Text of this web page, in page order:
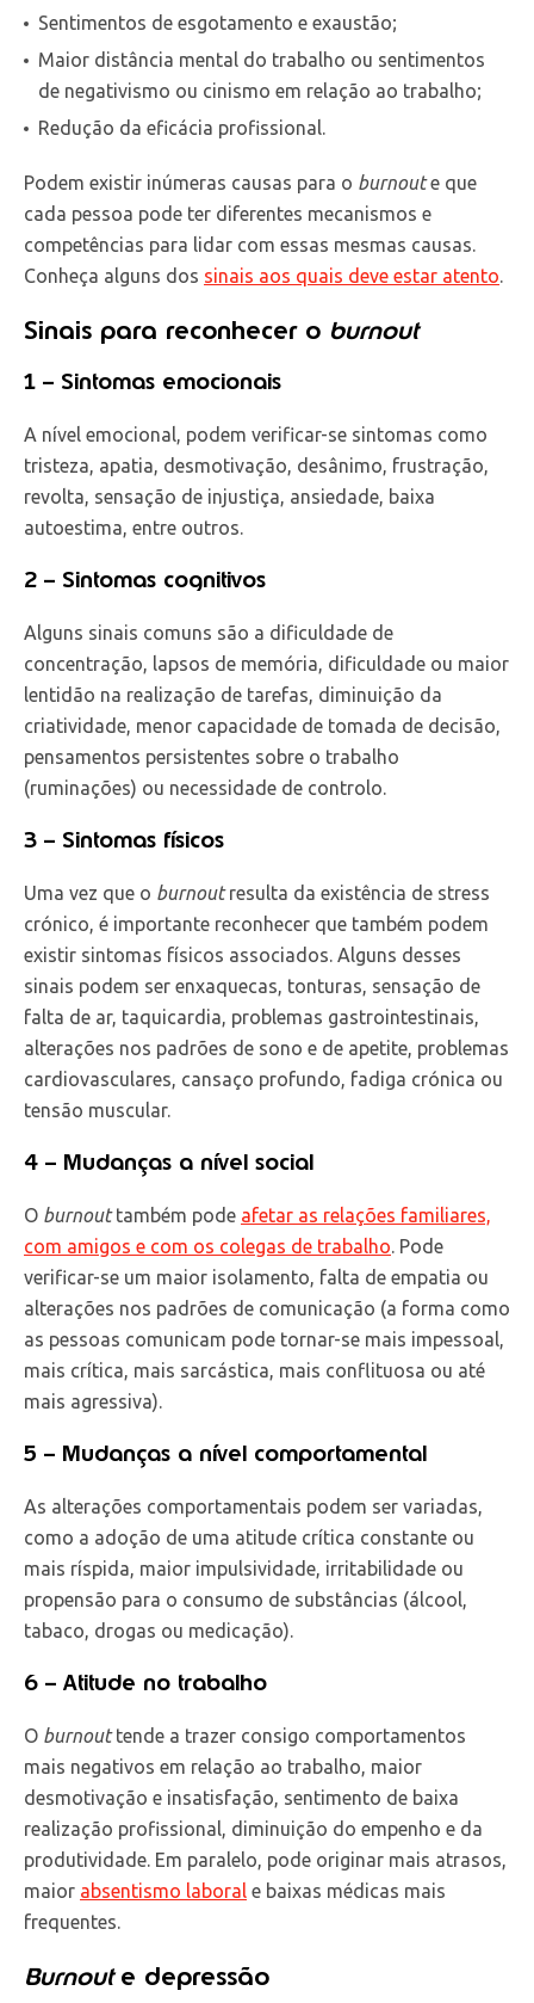
Sentimentos de esgotamento e exaustão;
Maior distância mental do trabalho ou sentimentos
de negativismo ou cinismo em relação ao trabalho;
Redução da eficácia profissional.
Podem existir inúmeras causas para o burnoute que
cada pessoa pode ter diferentes mecanismos e
competências para lidar com essas mesmas causas.
Conheça alguns dos sinais aos quais deve estar atento
Sinais para reconhecer o burnout
1 – Sintomas emocionais
A nível emocional, podem verificar-se sintomas como
tristeza, apatia, desmotivação, desânimo, frustração,
revolta, sensação de injustiça, ansiedade, baixa
autoestima, entre outros.
2 – Sintomas cognitivos
Alguns sinais comuns são a dificuldade de
concentração, lapsos de memória, dificuldade ou maior
lentidão na realização de tarefas, diminuição da
criatividade, menor capacidade de tomada de decisão,
pensamentos persistentes sobre o trabalho
(ruminações) ou necessidade de controlo.
3 – Sintomas físicos
Uma vez que o burnoutresulta da existência de stress
crónico, é importante reconhecer que também podem
existir sintomas físicos associados. Alguns desses
sinais podem ser enxaquecas, tonturas, sensação de
falta de ar, taquicardia, problemas gastrointestinais,
alterações nos padrões de sono e de apetite, problemas
cardiovasculares, cansaço profundo, fadiga crónica ou
tensão muscular.
4 – Mudanças a nível social
O burnouttambém pode afetar as relações familiares,
com amigos e com os colegas de trabalho . Pode
verificar-se um maior isolamento, falta de empatia ou
alterações nos padrões de comunicação (a forma como
as pessoas comunicam pode tornar-se mais impessoal,
mais crítica, mais sarcástica, mais conflituosa ou até
mais agressiva).
5 – Mudanças a nível comportamental
As alterações comportamentais podem ser variadas,
como a adoção de uma atitude crítica constante ou
mais ríspida, maior impulsividade, irritabilidade ou
propensão para o consumo de substâncias (álcool,
tabaco, drogas ou medicação).
6 – Atitude no trabalho
O burnouttende a trazer consigo comportamentos
mais negativos em relação ao trabalho, maior
desmotivação e insatisfação, sentimento de baixa
realização profissional, diminuição do empenho e da
produtividade. Em paralelo, pode originar mais atrasos,
maior absentismo laboral e baixas médicas mais
frequentes.
Burnoute depressão